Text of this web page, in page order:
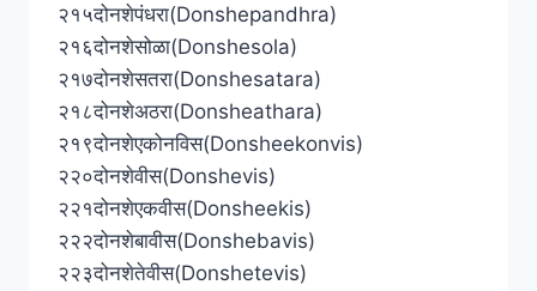
२१५दोनशेपंधरा(Donshepandhra)
२१६दोनशेसोळा(Donshesola)
२१७दोनशेसतरा(Donshesatara)
२१८दोनशेअठरा(Donsheathara)
२१९दोनशेएकोनविस(Donsheekonvis)
२२०दोनशेवीस(Donshevis)
२२१दोनशेएकवीस(Donsheekis)
२२२दोनशेबावीस(Donshebavis)
२२३दोनशेतेवीस(Donshetevis)